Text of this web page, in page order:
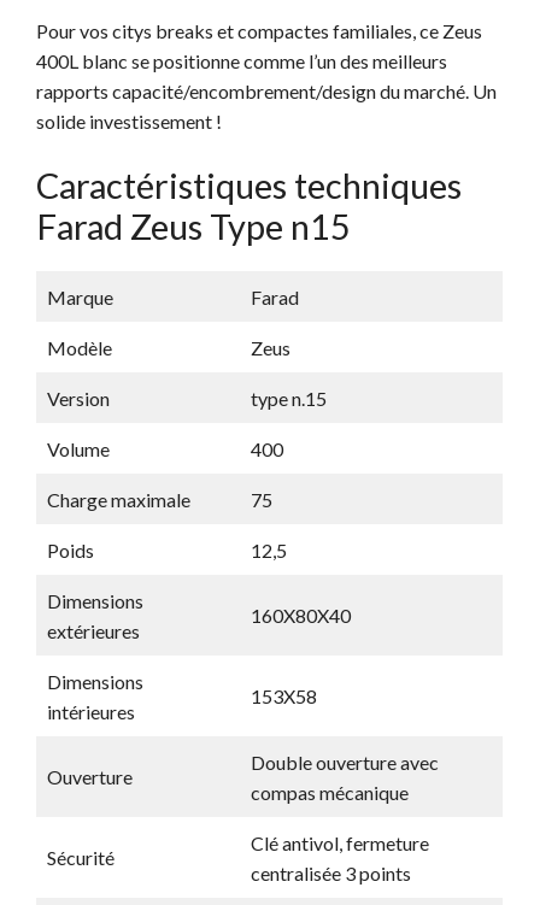
Pour vos citys breaks et compactes familiales, ce Zeus
400L blanc se positionne comme l’un des meilleurs
rapports capacité/encombrement/design du marché. Un
solide investissement !
Caractéristiques techniques
Farad Zeus Type n15
Marque Farad
Modèle Zeus
Version type n.15
Volume 400
Charge maximale 75
Poids 12,5
Dimensions
extérieures
160X80X40
Dimensions
intérieures
153X58
Ouverture
Double ouverture avec
compas mécanique
Sécurité
Clé antivol, fermeture
centralisée 3 points